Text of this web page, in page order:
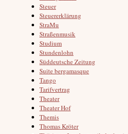
Steuer
Steuererklärung
StraMu
Straßenmusik
Studium
Stundenlohn
Süddeutsche Zeitung
Suite bergamasque
Tango
Tarifvertrag
Theater
Theater Hof
Themis
Thomas Kröter